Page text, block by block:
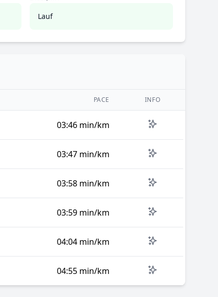
Lauf
PACE INFO
03:46 min/km
03:47 min/km
03:58 min/km
03:59 min/km
04:04 min/km
04:55 min/km